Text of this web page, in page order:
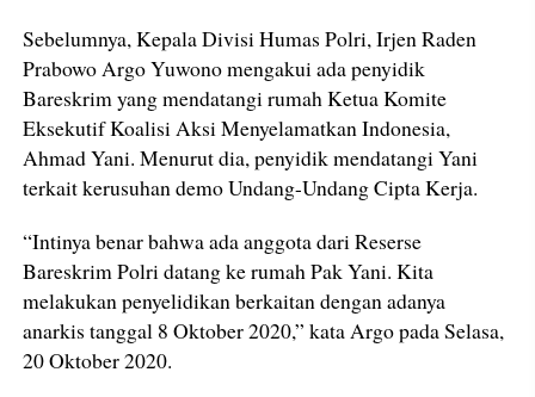
Sebelumnya, Kepala Divisi Humas Polri, Irjen Raden
Prabowo Argo Yuwono mengakui ada penyidik
Bareskrim yang mendatangi rumah Ketua Komite
Eksekutif Koalisi Aksi Menyelamatkan Indonesia,
Ahmad Yani. Menurut dia, penyidik mendatangi Yani
terkait kerusuhan demo Undang-Undang Cipta Kerja.
“Intinya benar bahwa ada anggota dari Reserse
Bareskrim Polri datang ke rumah Pak Yani. Kita
melakukan penyelidikan berkaitan dengan adanya
anarkis tanggal 8 Oktober 2020,” kata Argo pada Selasa,
20 Oktober 2020.